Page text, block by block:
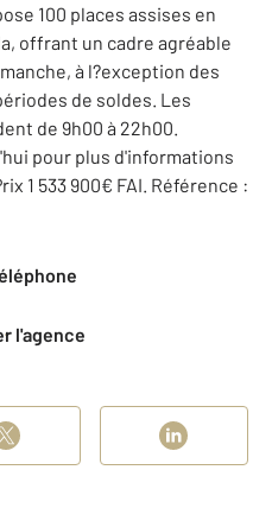
100 places assises en
offrant un cadre agréable
à l?exception des
de soldes. Les
de 9h00 à 22h00.
pour plus d'informations
1 533 900€ FAI. Référence :
l'agence